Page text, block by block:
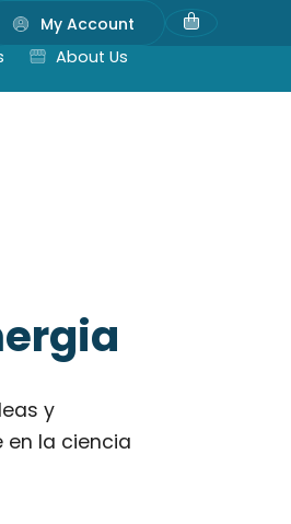
My Account
About Us
y
en la ciencia